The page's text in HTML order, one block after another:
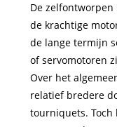
De
de krachtige
de lange termijn
of servomotoren
Over het
relatief bredere
tourniquets. Toch